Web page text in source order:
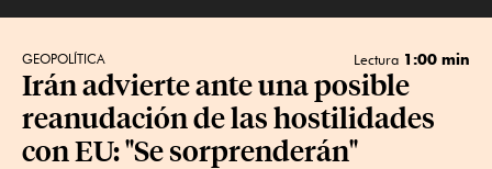
GEOPOLÍTICA Lectura 1:00 min
Irán advierte ante una posible
reanudación de las hostilidades
con EU: "Se sorprenderán"